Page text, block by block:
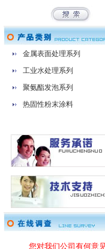
金属表面处理系列
工业水处理系列
聚氨酯发泡系列
热固性粉末涂料